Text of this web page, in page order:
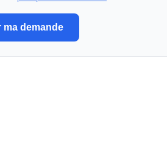
ma demande